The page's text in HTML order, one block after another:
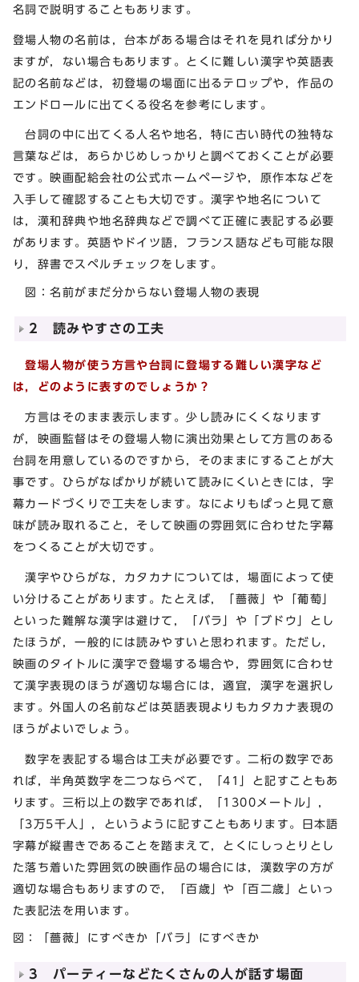
名詞で説明することもあります。
登場人物の名前は，台本がある場合はそれを見れば分かり
ますが，ない場合もあります。とくに難しい漢字や英語表
記の名前などは，初登場の場面に出るテロップや，作品の
エンドロールに出てくる役名を参考にします。
台詞の中に出てくる人名や地名，特に古い時代の独特な
言葉などは，あらかじめしっかりと調べておくことが必要
です。映画配給会社の公式ホームページや，原作本などを
入手して確認することも大切です。漢字や地名について
は，漢和辞典や地名辞典などで調べて正確に表記する必要
があります。英語やドイツ語，フランス語なども可能な限
り，辞書でスペルチェックをします。
図：名前がまだ分からない登場人物の表現
2 読みやすさの工夫
登場人物が使う方言や台詞に登場する難しい漢字など
は，どのように表すのでしょうか？
方言はそのまま表示します。少し読みにくくなります
が，映画監督はその登場人物に演出効果として方言のある
台詞を用意しているのですから，そのままにすることが大
事です。ひらがなばかりが続いて読みにくいときには，字
幕カードづくりで工夫をします。なによりもぱっと見て意
味が読み取れること，そして映画の雰囲気に合わせた字幕
をつくることが大切です。
漢字やひらがな，カタカナについては，場面によって使
い分けることがあります。たとえば，「薔薇」や「葡萄」
といった難解な漢字は避けて，「バラ」や「ブドウ」とし
たほうが，一般的には読みやすいと思われます。ただし，
映画のタイトルに漢字で登場する場合や，雰囲気に合わせ
て漢字表現のほうが適切な場合には，適宜，漢字を選択し
ます。外国人の名前などは英語表現よりもカタカナ表現の
ほうがよいでしょう。
数字を表記する場合は工夫が必要です。二桁の数字であ
れば，半角英数字を二つならべて，「41」と記すこともあ
ります。三桁以上の数字であれば，「1300メートル」，
「3万5千人」，というように記すこともあります。日本語
字幕が縦書きであることを踏まえて，とくにしっとりとし
た落ち着いた雰囲気の映画作品の場合には，漢数字の方が
適切な場合もありますので，「百歳」や「百二歳」といっ
た表記法を用います。
図：「薔薇」にすべきか「バラ」にすべきか
3 パーティーなどたくさんの人が話す場面